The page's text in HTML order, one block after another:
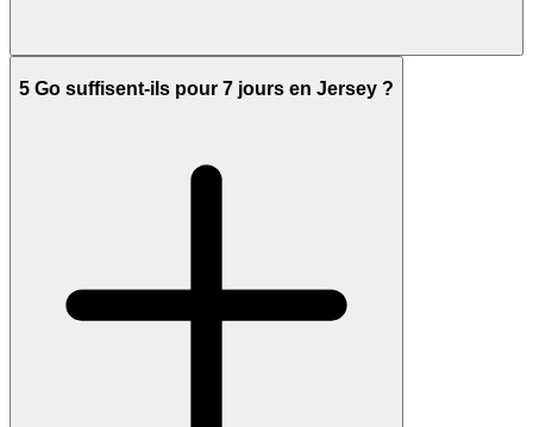
5 Go suffisent-ils pour 7 jours en Jersey ?